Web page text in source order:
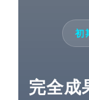
初
完全成